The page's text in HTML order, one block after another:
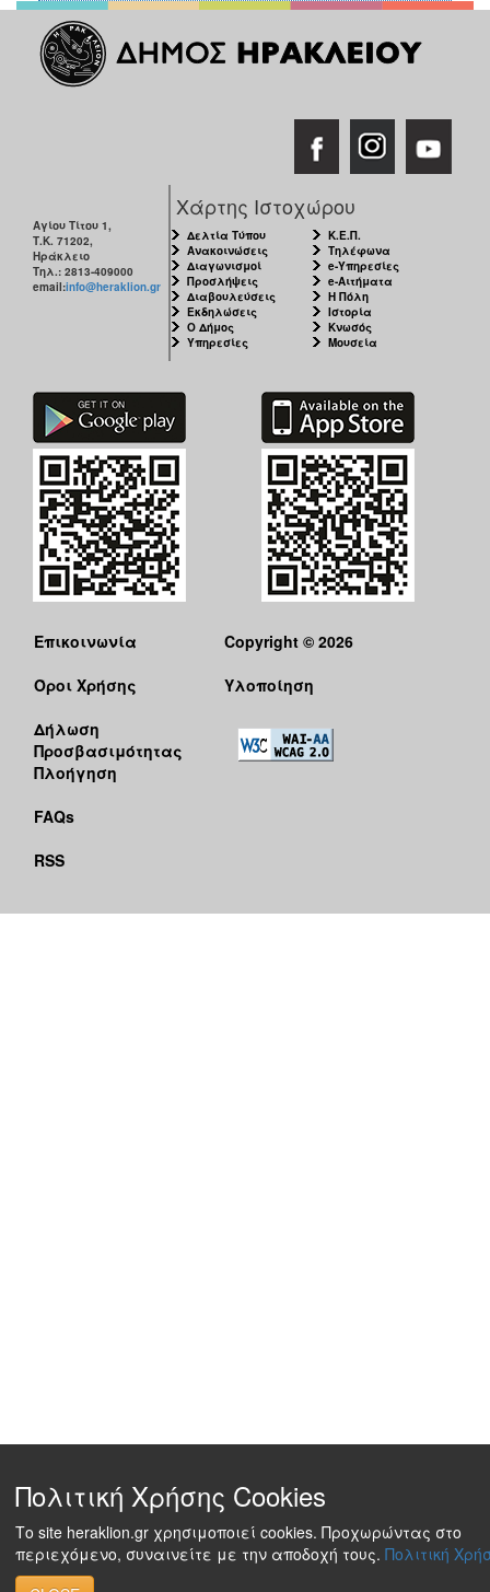
Αγίου Τίτου 1,
Τ.Κ. 71202,
Ηράκλειο
Τηλ.: 2813-409000
email:info@heraklion.gr
Χάρτης Ιστοχώρου
Δελτία Τύπου
Ανακοινώσεις
Διαγωνισμοί
Προσλήψεις
Διαβουλεύσεις
Εκδηλώσεις
Ο Δήμος
Υπηρεσίες
Κ.Ε.Π.
Τηλέφωνα
e-Υπηρεσίες
e-Αιτήματα
Η Πόλη
Ιστορία
Κνωσός
Μουσεία
Επικοινωνία
Όροι Χρήσης
Δήλωση
Προσβασιμότητας
Πλοήγηση
FAQs
RSS
Copyright © 2026
Υλοποίηση
Πολιτική Χρήσης Cookies
Το site heraklion.gr χρησιμοποιεί cookies. Προχωρώντας στο
περιεχόμενο, συναινείτε με την αποδοχή τους. Πολιτική